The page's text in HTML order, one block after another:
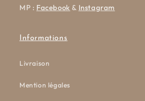
MP : Facebook & Instagram
Informations
Livraison
Mention légales